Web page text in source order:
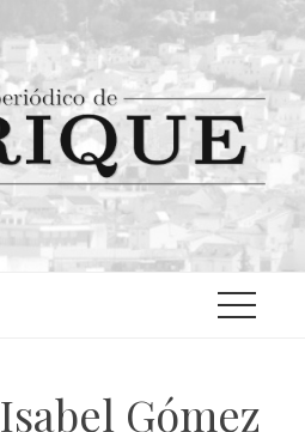
Isabel Gómez